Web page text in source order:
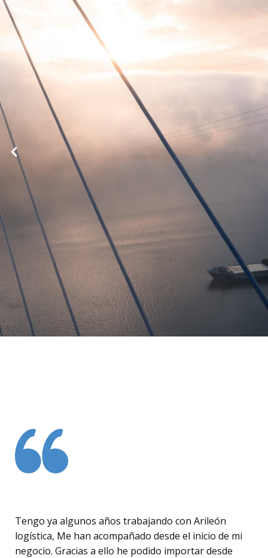
Tengo ya algunos años trabajando con Arileón
logística, Me han acompañado desde el inicio de mi
negocio. Gracias a ello he podido importar desde